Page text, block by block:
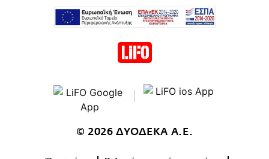
© 2026 ΔΥΟΔΕΚΑ Α.Ε.